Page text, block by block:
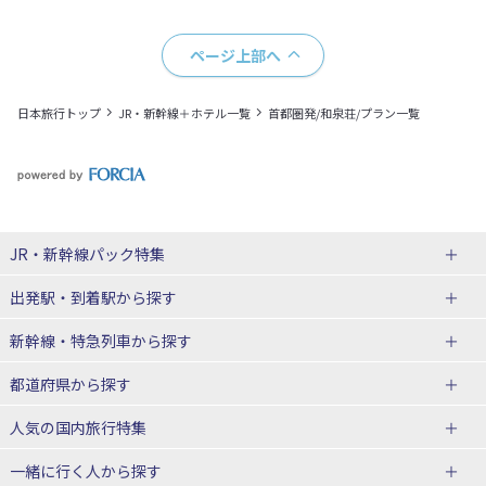
ページ上部へ
日本旅行トップ JR・新幹線＋ホテル一覧 首都圏発/和泉荘/プラン一覧
JR・新幹線パック特集
JR・新幹線＋ホテルパック
出張パック
出発駅・到着駅から探す
秋田⇔東京 新幹線パック
仙台→東京 新幹線パック
富山⇔東京 新幹線パック
東京→仙台 新幹線パック
新幹線・特急列車から探す
北海道新幹線 旅行
山形新幹線 旅行
東海道新幹線 旅行
都道府県から探す
北海道旅行・ツアー
人気の国内旅行特集
東京ディズニーリゾート®への旅
ユニバーサル・スタジオ・ジャパ
一緒に行く人から探す